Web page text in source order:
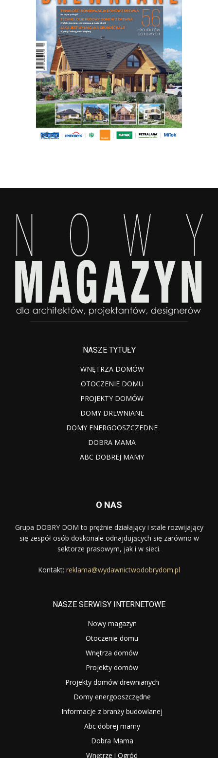
NASZE TYTUŁY
WNĘTRZA DOMÓW
OTOCZENIE DOMU
PROJEKTY DOMÓW
DOMY DREWNIANE
DOMY ENERGOOSZCZEDNE
DOBRA MAMA
ABC DOBREJ MAMY
O NAS
Grupa DOBRY DOM to prężnie działający i stale rozwijający
się zespół osób doskonale odnajdujących się zarówno w
sektorze prasowym, jak i w sieci.
Kontakt: reklama@wydawnictwodobrydom.pl
NASZE SERWISY INTERNETOWE
Nowy magazyn
Otoczenie domu
Wnętrza domów
Projekty domów
Projekty domów drewnianych
Domy energooszczędne
Informacje z branży budowlanej
Abc dobrej mamy
Dobra Mama
Wnętrze i Ogród